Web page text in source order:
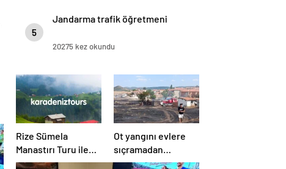
5
Jandarma trafik öğretmeni
20275 kez okundu
Rize Sümela
Manastırı Turu ile
Tarih ve Doğayı Bir
Ot yangını evlere
sıçramadan
söndürüldü!